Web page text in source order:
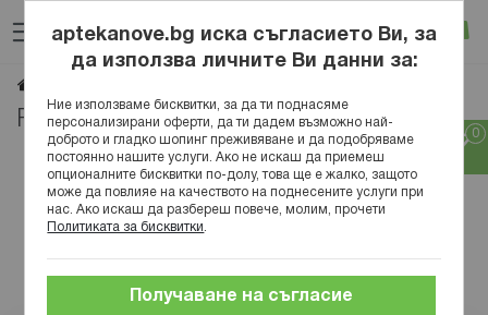
към
съдържанието
Вход
RECKITT BENCKISER
aptekanove.bg иска съгласието Ви, за
да използва личните Ви данни за:
Ние използваме бисквитки, за да ти поднасяме
персонализирани оферти, да ти дадем възможно най-
доброто и гладко шопинг преживяване и да подобряваме
постоянно нашите услуги. Ако не искаш да приемеш
опционалните бисквитки по-долу, това ще е жалко, защото
може да повлияе на качеството на поднесените услуги при
нас. Ако искаш да разбереш повече, молим, прочети
Политиката за бисквитки
Получаване на съгласие